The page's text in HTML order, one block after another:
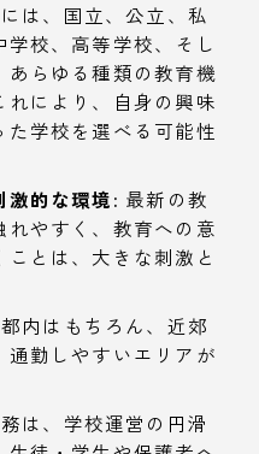
は、国立、公立、私
校、高等学校、そし
あらゆる種類の教育機
により、自身の興味
学校を選べる可能性
激的な環境: 最新の教
やすく、教育への意
とは、大きな刺激と
都内はもちろん、近郊
勤しやすいエリアが
は、学校運営の円滑